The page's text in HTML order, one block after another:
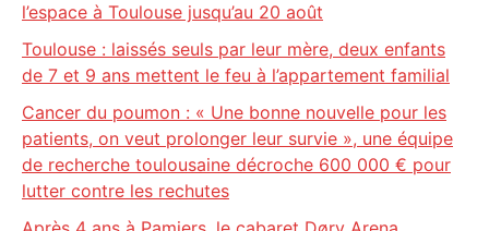
l’espace à Toulouse jusqu’au 20 août
Toulouse : laissés seuls par leur mère, deux enfants
de 7 et 9 ans mettent le feu à l’appartement familial
Cancer du poumon : « Une bonne nouvelle pour les
patients, on veut prolonger leur survie », une équipe
de recherche toulousaine décroche 600 000 € pour
lutter contre les rechutes